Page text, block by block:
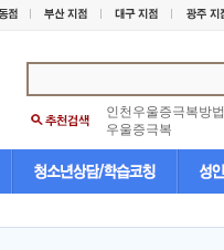
인천우울증극복방법
우울증극복